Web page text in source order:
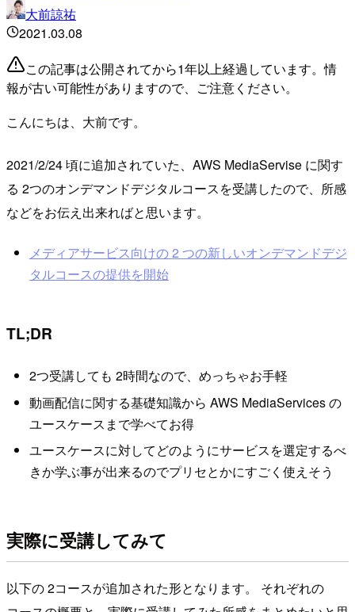
大前諒祐
2021.03.08
この記事は公開されてから1年以上経過しています。情
報が古い可能性がありますので、ご注意ください。
こんにちは、大前です。
2021/2/24 頃に追加されていた、AWS MediaServise に関す
る 2つのオンデマンドデジタルコースを受講したので、所感
などをお伝え出来ればと思います。
メディアサービス向けの 2 つの新しいオンデマンドデジ
タルコースの提供を開始
TL;DR
2つ受講しても 2時間なので、めっちゃお手軽
動画配信に関する基礎知識から AWS MediaServices の
ユースケースまで学べてお得
ユースケースに対してどのようにサービスを選定するべ
きか学ぶ事が出来るのでプリセとかにすごく使えそう
実際に受講してみて
以下の 2コースが追加された形となります。 それぞれの